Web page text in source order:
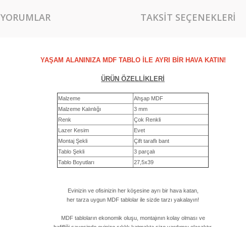
YORUMLAR TAKSIT SEÇENEKLERI
YAŞAM ALANINIZA MDF TABLO İLE AYRI BİR HAVA KATIN!
ÜRÜN ÖZELLİKLERİ
Malzeme
Ahşap MDF
Malzeme Kalınlığı
3 mm
Renk
Çok Renkli
Lazer Kesim
Evet
Montaj Şekli
Çift taraflı bant
Tablo Şekli
3 parçalı
Tablo Boyutları
27,5x39
Evinizin ve ofisinizin her köşesine ayrı bir hava katan,
her tarza uygun MDF tablolar ile sizde tarzı yakalayın!
MDF tabloların ekonomik oluşu, montajının kolay olması ve